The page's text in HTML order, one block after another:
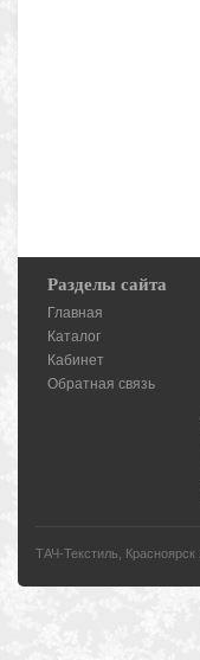
Разделы сайта
Главная
Каталог
Кабинет
Обратная связь
ТАЧ-Текстиль,